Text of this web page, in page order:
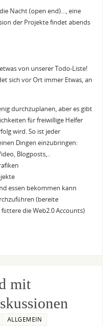
Nacht (open end)…, eine
der Projekte findet abends
von unserer Todo-Liste!
sich vor Ort immer Etwas, an
durchzuplanen, aber es gibt
für freiwillige Helfer
wird. So ist jeder
Dingen einzubringen:
Blogposts,..
essen bekommen kann
(bereite
die Web2.0 Accounts)
mit
ALLGEMEIN